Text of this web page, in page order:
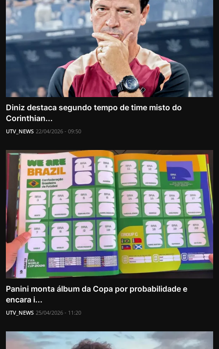
Diniz destaca segundo tempo de time misto do
Corinthian...
UTV_NEWS 22/04/2026 - 09:50
Panini monta álbum da Copa por probabilidade e
encara i...
UTV_NEWS 25/04/2026 - 11:20